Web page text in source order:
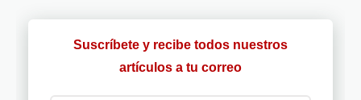
Suscríbete y recibe todos nuestros
artículos a tu correo